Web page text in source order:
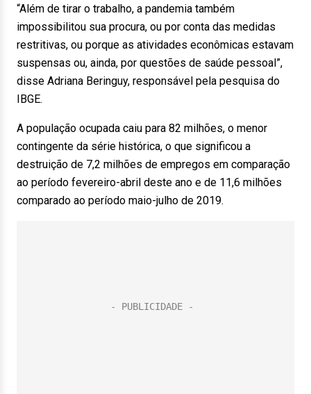
“Além de tirar o trabalho, a pandemia também
impossibilitou sua procura, ou por conta das medidas
restritivas, ou porque as atividades econômicas estavam
suspensas ou, ainda, por questões de saúde pessoal”,
disse Adriana Beringuy, responsável pela pesquisa do
IBGE.
A população ocupada caiu para 82 milhões, o menor
contingente da série histórica, o que significou a
destruição de 7,2 milhões de empregos em comparação
ao período fevereiro-abril deste ano e de 11,6 milhões
comparado ao período maio-julho de 2019.